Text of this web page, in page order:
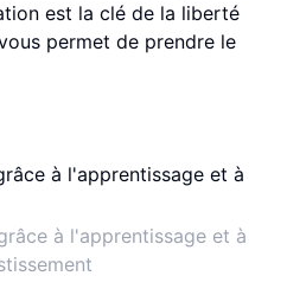
est la clé de la liberté
permet de prendre le
à l'apprentissage et à